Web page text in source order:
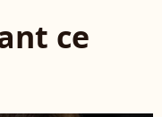
ce